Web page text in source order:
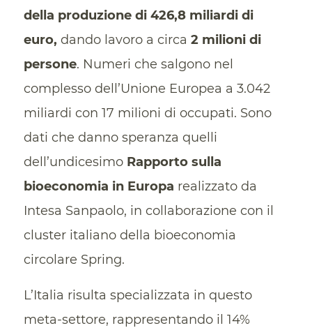
della produzione di 426,8 miliardi di
euro, dando lavoro a circa 2 milioni di
persone. Numeri che salgono nel
complesso dell’Unione Europea a 3.042
miliardi con 17 milioni di occupati. Sono
dati che danno speranza quelli
dell’undicesimo Rapporto sulla
bioeconomia in Europa realizzato da
Intesa Sanpaolo, in collaborazione con il
cluster italiano della bioeconomia
circolare Spring.
L’Italia risulta specializzata in questo
meta-settore, rappresentando il 14%